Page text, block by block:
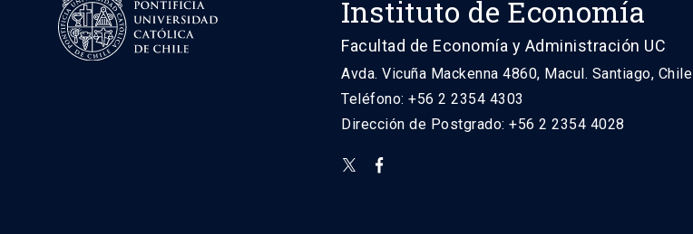
Instituto de Economía
Facultad de Economía y Administración UC
Avda. Vicuña Mackenna 4860, Macul. Santiago, Chile
Teléfono: +56 2 2354 4303
Dirección de Postgrado: +56 2 2354 4028